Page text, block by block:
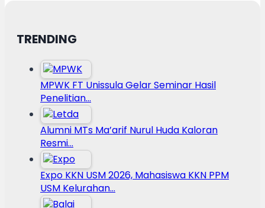
TRENDING
MPWK FT Unissula Gelar Seminar Hasil
Penelitian…
Alumni MTs Ma’arif Nurul Huda Kaloran
Resmi…
Expo KKN USM 2026, Mahasiswa KKN PPM
USM Kelurahan…